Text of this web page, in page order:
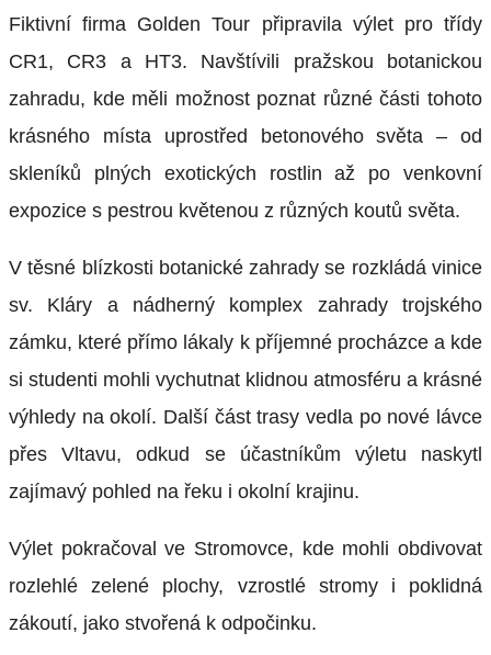
Fiktivní firma Golden Tour připravila výlet pro třídy
CR1, CR3 a HT3. Navštívili pražskou botanickou
zahradu, kde měli možnost poznat různé části tohoto
krásného místa uprostřed betonového světa – od
skleníků plných exotických rostlin až po venkovní
expozice s pestrou květenou z různých koutů světa.
V těsné blízkosti botanické zahrady se rozkládá vinice
sv. Kláry a nádherný komplex zahrady trojského
zámku, které přímo lákaly k příjemné procházce a kde
si studenti mohli vychutnat klidnou atmosféru a krásné
výhledy na okolí. Další část trasy vedla po nové lávce
přes Vltavu, odkud se účastníkům výletu naskytl
zajímavý pohled na řeku i okolní krajinu.
Výlet pokračoval ve Stromovce, kde mohli obdivovat
rozlehlé zelené plochy, vzrostlé stromy i poklidná
zákoutí, jako stvořená k odpočinku.